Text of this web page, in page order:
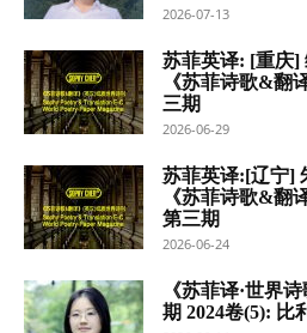
2026-07-13
苏菲英译: [重庆]
《苏菲诗歌&翻
三期
2026-06-29
苏菲英译:[辽宁]
《苏菲诗歌&翻
第三期
2026-06-24
《苏菲译·世界
期 2024卷(5): 比